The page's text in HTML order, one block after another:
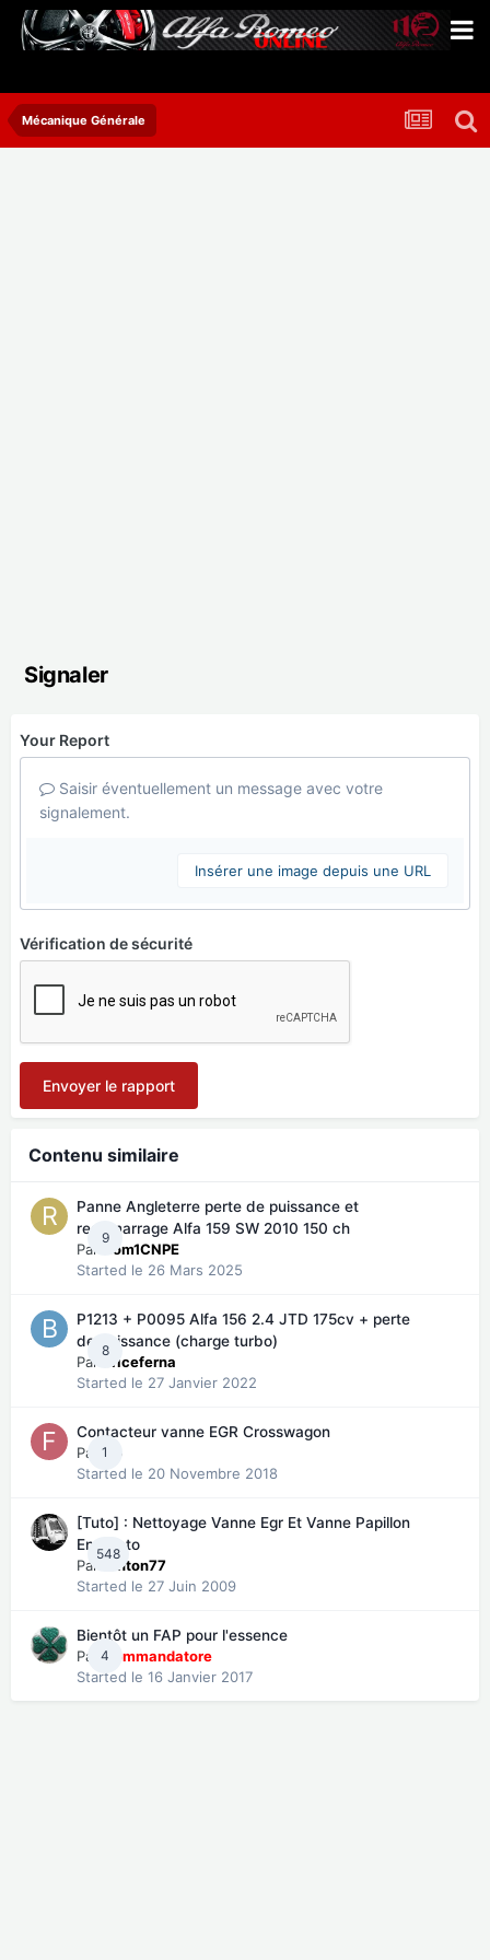
Mécanique Générale
Signaler
Your Report
Saisir éventuellement un message avec votre
signalement.
Insérer une image depuis une URL
Vérification de sécurité
Envoyer le rapport
Contenu similaire
9
Panne Angleterre perte de puissance et
redémarrage Alfa 159 SW 2010 150 ch
Par
Rom1CNPE
Started le 26 Mars 2025
8
P1213 + P0095 Alfa 156 2.4 JTD 175cv + perte
de puissance (charge turbo)
Par
briceferna
Started le 27 Janvier 2022
1
Contacteur vanne EGR Crosswagon
Parfto
Started le 20 Novembre 2018
548
[Tuto] : Nettoyage Vanne Egr Et Vanne Papillon
En Photo
Par
tonton77
Started le 27 Juin 2009
4
Bientôt un FAP pour l'essence
ParCommandatore
Started le 16 Janvier 2017